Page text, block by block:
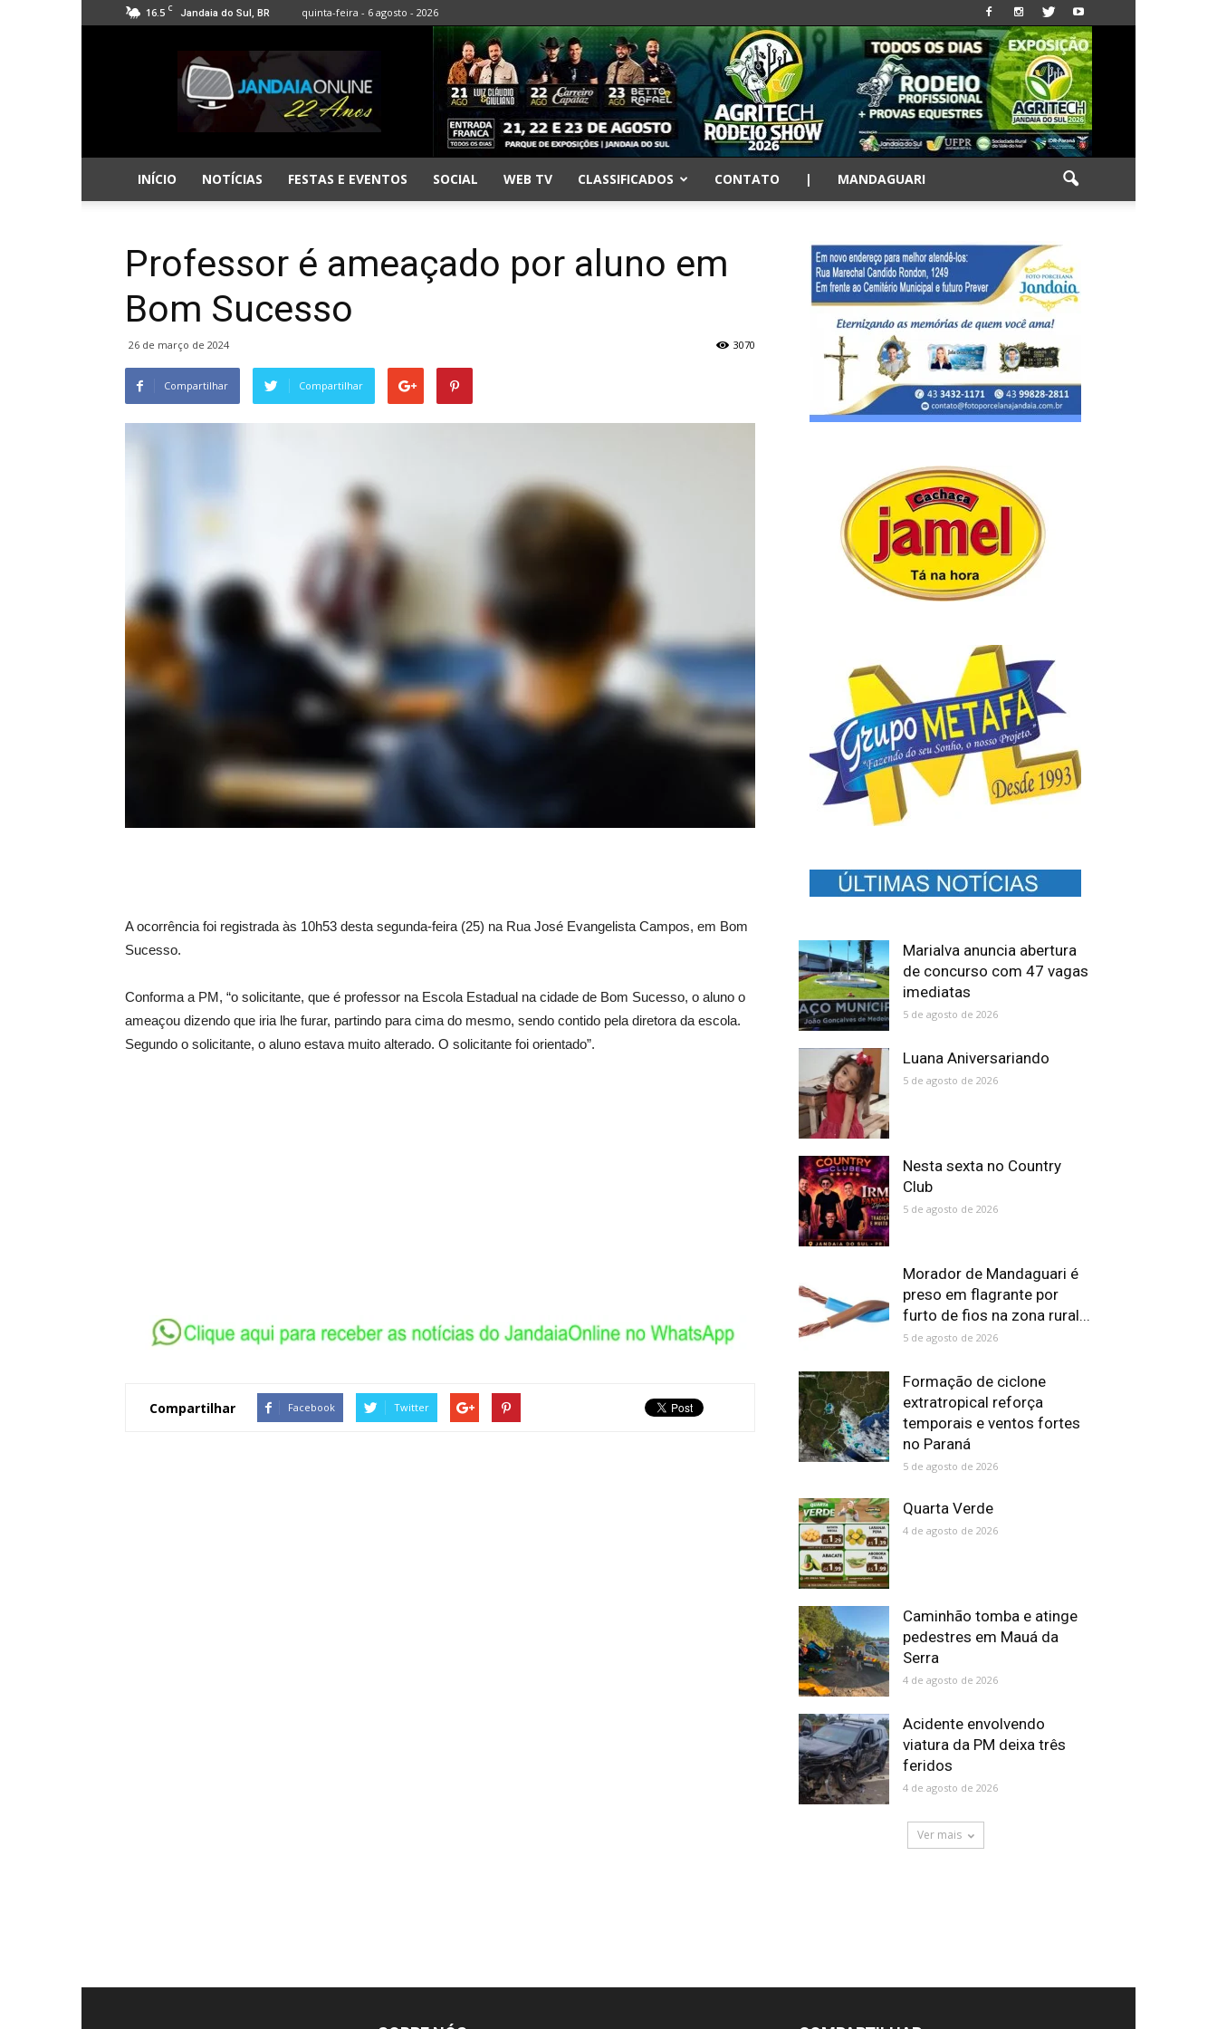
16.5 C Jandaia do Sul, BR quinta-feira - 6 agosto - 2026
Jandaia
Online
INÍCIO NOTÍCIAS FESTAS E EVENTOS SOCIAL WEB TV CLASSIFICADOS CONTATO | MANDAGUARI
Professor é ameaçado por aluno em
Bom Sucesso
26 de março de 2024 3070
Compartilhar Compartilhar
A ocorrência foi registrada às 10h53 desta segunda-feira (25) na Rua José Evangelista Campos, em Bom
Sucesso.
Conforma a PM, “o solicitante, que é professor na Escola Estadual na cidade de Bom Sucesso, o aluno o
ameaçou dizendo que iria lhe furar, partindo para cima do mesmo, sendo contido pela diretora da escola.
Segundo o solicitante, o aluno estava muito alterado. O solicitante foi orientado”.
Compartilhar Facebook Twitter
Marialva anuncia abertura
de concurso com 47 vagas
imediatas
5 de agosto de 2026
Luana Aniversariando
5 de agosto de 2026
Nesta sexta no Country
Club
5 de agosto de 2026
Morador de Mandaguari é
preso em flagrante por
furto de fios na zona rural...
5 de agosto de 2026
Formação de ciclone
extratropical reforça
temporais e ventos fortes
no Paraná
5 de agosto de 2026
Quarta Verde
4 de agosto de 2026
Caminhão tomba e atinge
pedestres em Mauá da
Serra
4 de agosto de 2026
Acidente envolvendo
viatura da PM deixa três
feridos
4 de agosto de 2026
Ver mais